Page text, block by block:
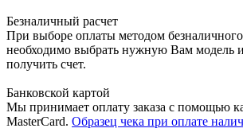
Безналичный расчет
При выборе оплаты методом безналичного
необходимо выбрать нужную Вам модель
получить счет.
Банковской картой
Мы принимает оплату заказа с помощью
MasterCard. Образец чека при оплате